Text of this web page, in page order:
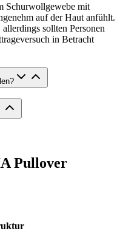
Schurwollgewebe mit
auf der Haut anfühlt.
sollten Personen
in Betracht
Pullover